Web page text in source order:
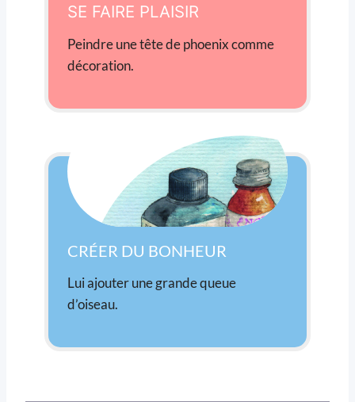
SE FAIRE PLAISIR
Peindre une tête de phoenix comme
décoration.
CRÉER DU BONHEUR
Lui ajouter une grande queue
d’oiseau.